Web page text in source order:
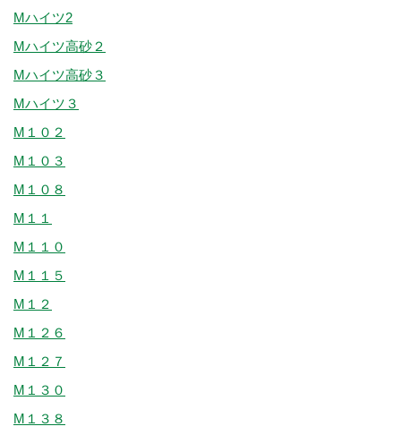
Mハイツ2
Mハイツ高砂２
Mハイツ高砂３
Mハイツ３
M１０２
M１０３
M１０８
M１１
M１１０
M１１５
M１２
M１２６
M１２７
M１３０
M１３８